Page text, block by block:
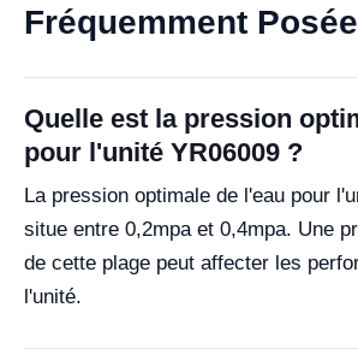
Fréquemment
Quelle est la pression
pour l'unité YR06009 ?
La pression optimale de l'eau pour
situe entre 0,2mpa et 0,4mpa. Une
de cette plage peut affecter les
l'unité.